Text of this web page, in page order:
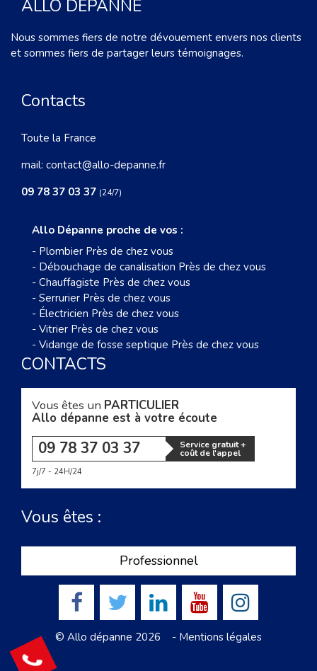
ALLO DÉPANNE
Nous sommes fiers de notre dévouement envers nos clients
et sommes fiers de partager leurs témoignages.
Contacts
Toute la France
mail: contact@allo-depanne.fr
09 78 37 03 37 (24/7)
Allo Dépanne proche de vos :
- Plombier Près de chez vous
- Débouchage de canalisation Près de chez vous
- Chauffagiste Près de chez vous
- Serrurier Près de chez vous
- Électricien Près de chez vous
- Vitrier Près de chez vous
- Vidange de fosse septique Près de chez vous
CONTACTS
Vous êtes un PARTICULIER
Allo dépanne est à votre écoute
09 78 37 03 37 Service gratuit +
coût de l'appel
7j/7 - 24H/24
Vous êtes :
Professionnel
© Allo dépanne 2026 - Mentions légales